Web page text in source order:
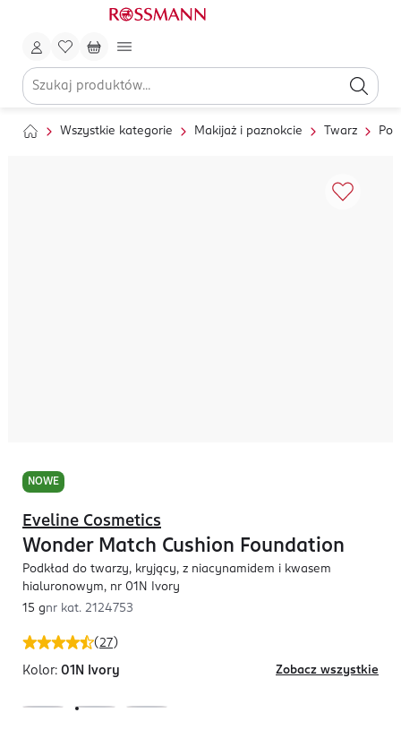
Wszystkie kategorie Makijaż i paznokcie Twarz
NOWE
(27)
Eveline Cosmetics
Wonder Match Cushion Foundation
Podkład do twarzy, kryjący, z niacynamidem i kwasem
hialuronowym, nr 01N Ivory
15 gnr kat. 2124753
Kolor: 01N Ivory Zobacz wszystkie